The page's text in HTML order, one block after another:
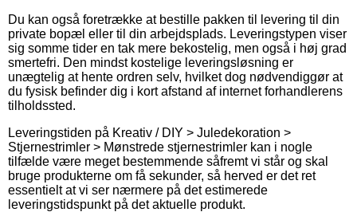
Du kan også foretrække at bestille pakken til levering til din
private bopæl eller til din arbejdsplads. Leveringstypen viser
sig somme tider en tak mere bekostelig, men også i høj grad
smertefri. Den mindst kostelige leveringsløsning er
unægtelig at hente ordren selv, hvilket dog nødvendiggør at
du fysisk befinder dig i kort afstand af internet forhandlerens
tilholdssted.
Leveringstiden på Kreativ / DIY > Juledekoration >
Stjernestrimler > Mønstrede stjernestrimler kan i nogle
tilfælde være meget bestemmende såfremt vi står og skal
bruge produkterne om få sekunder, så herved er det ret
essentielt at vi ser nærmere på det estimerede
leveringstidspunkt på det aktuelle produkt.